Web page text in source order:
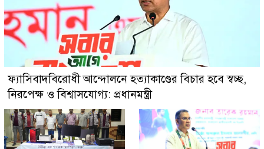
ফ্যাসিবাদবিরোধী আন্দোলনে হত্যাকাণ্ডের বিচার হবে স্বচ্ছ,
নিরপেক্ষ ও বিশ্বাসযোগ্য: প্রধানমন্ত্রী